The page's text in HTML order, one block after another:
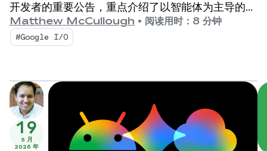
开发者的重要公告，重点介绍了以智能体为主导的生
产力、作为界面标准的 Compose First，以及不断扩
大的生态系统中的高性能媒体和自适应开发。
Matthew McCullough • 阅读用时：8 分钟
#Google I/O
19
5 月
2026 年